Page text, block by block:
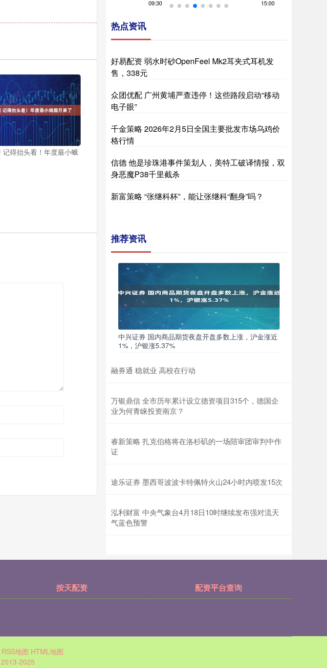
记得抬头看！年度最小蛾
热点资讯
好易配资 弱水时砂OpenFeel Mk2耳夹式耳机发
售，338元
众团优配 广州黄埔严查违停！这些路段启动“移动
电子眼”
千金策略 2026年2月5日全国主要批发市场乌鸡价
格行情
信德 他是珍珠港事件策划人，美特工破译情报，双
身恶魔P38千里截杀
新富策略 “张继科杯”，能让张继科“翻身”吗？
推荐资讯
中兴证券 国内商品期货夜盘开盘多数上涨，沪金涨近
1%，沪银涨5.37%
融券通 稳就业 高校在行动
万银鼎信 全市历年累计设立德资项目315个，德国企
业为何青睐投资南京？
睿新策略 扎克伯格将在洛杉矶的一场陪审团审判中作
证
途乐证券 墨西哥波波卡特佩特火山24小时内喷发15次
泓利财富 中央气象台4月18日10时继续发布强对流天
气蓝色预警
按天配资 配资平台查询
RSS地图 HTML地图
2025